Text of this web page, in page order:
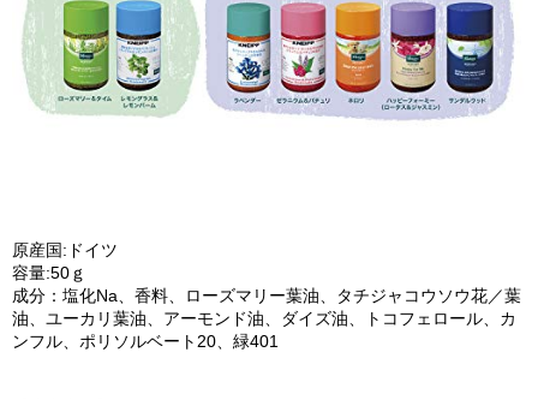
原産国:ドイツ
容量:50ｇ
成分：塩化Na、香料、ローズマリー葉油、タチジャコウソウ花／葉
油、ユーカリ葉油、アーモンド油、ダイズ油、トコフェロール、カ
ンフル、ポリソルベート20、緑401